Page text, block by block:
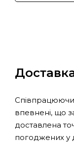
впевнені, що
доставлена
погоджених у